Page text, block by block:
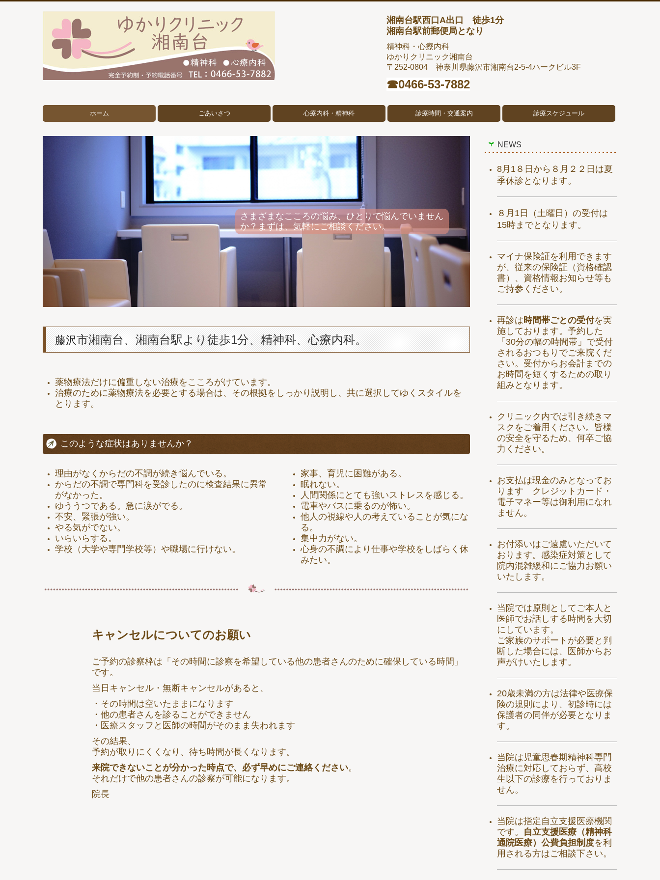
湘南台駅西口A出口 徒歩1分
湘南台駅前郵便局となり
精神科・心療内科
ゆかりクリニック湘南台
〒252-0804 神奈川県藤沢市湘南台2-5-4ハークビル3F
☎︎0466-53-7882
ホーム ごあいさつ 心療内科・精神科 診療時間・交通案内 診療スケジュール
さまざまなこころの悩み、ひとりで悩んでいません
か？まずは、気軽にご相談ください。
藤沢市湘南台、湘南台駅より徒歩1分、精神科、心療内科。
薬物療法だけに偏重しない治療をこころがけています。
治療のために薬物療法を必要とする場合は、その根拠をしっかり説明し、共に選択してゆくスタイルを
とります。
このような症状はありませんか？
理由がなくからだの不調が続き悩んでいる。
からだの不調で専門科を受診したのに検査結果に異常
がなかった。
ゆううつである。急に涙がでる。
不安、緊張が強い。
やる気がでない。
いらいらする。
学校（大学や専門学校等）や職場に行けない。
家事、育児に困難がある。
眠れない。
人間関係にとても強いストレスを感じる。
電車やバスに乗るのが怖い。
他人の視線や人の考えていることが気にな
る。
集中力がない。
心身の不調により仕事や学校をしばらく休
みたい。
キャンセルについてのお願い
ご予約の診察枠は「その時間に診察を希望している他の患者さんのために確保している時間」
です。
当日キャンセル・無断キャンセルがあると、
・その時間は空いたままになります
・他の患者さんを診ることができません
・医療スタッフと医師の時間がそのまま失われます
その結果、
予約が取りにくくなり、待ち時間が長くなります。
来院できないことが分かった時点で、必ず早めにご連絡ください。
それだけで他の患者さんの診察が可能になります。
院長
NEWS
8月1８日から８月２２日は夏
季休診となります。
８月1日（土曜日）の受付は
15時までとなります。
マイナ保険証を利用できます
が、従来の保険証（資格確認
書）、資格情報お知らせ等も
ご持参ください。
再診は時間帯ごとの受付を実
施しております。予約した
「30分の幅の時間帯」で受付
されるおつもりでご来院くだ
さい。 受付からお会計までの
お時間を短くするための取り
組みとなります。
クリニック内では引き続きマ
スクをご着用ください。皆様
の安全を守るため、何卒ご協
力ください。
お支払は現金のみとなってお
ります クレジットカード・
電子マネー等は御利用になれ
ません。
お付添いはご遠慮いただいて
おります。 感染症対策として
院内混雑緩和にご協力お願い
いたします。
当院では原則としてご本人と
医師でお話しする時間を大切
にしています。
ご家族のサポートが必要と判
断した場合には、医師からお
声がけいたします。
20歳未満の方は法律や医療保
険の規則により、初診時には
保護者の同伴が必要となりま
す。
当院は児童思春期精神科専門
治療に対応しておらず、高校
生以下の診療を行っておりま
せん。
当院は指定自立支援医療機関
です。 自立支援医療（精神科
通院医療）公費負担制度を利
用される方はご相談下さい。